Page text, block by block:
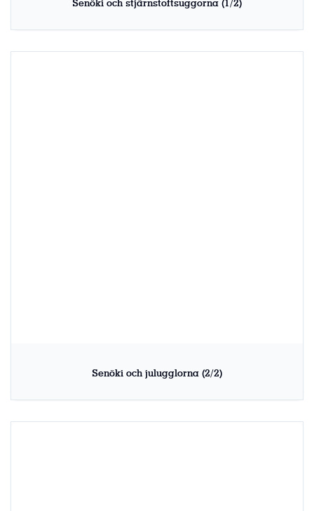
Senöki och stjärnstoftsuggorna (1/2)
Senöki och julugglorna (2/2)